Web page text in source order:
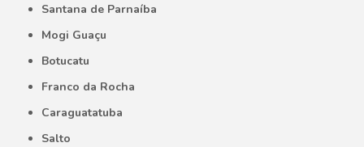
Santana de Parnaíba
Mogi Guaçu
Botucatu
Franco da Rocha
Caraguatatuba
Salto